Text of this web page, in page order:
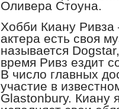
Оливера Стоуна.
Хобби Киану
актера есть своя
называется
время Ривз ездит
В число главных
участие в
Glastonbury. Киану